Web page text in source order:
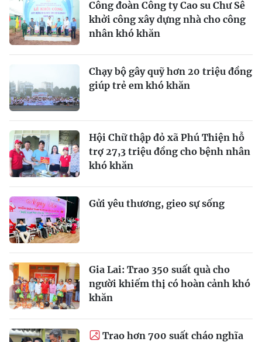
Công đoàn Công ty Cao su Chư Sê
khởi công xây dựng nhà cho công
nhân khó khăn
Chạy bộ gây quỹ hơn 20 triệu đồng
giúp trẻ em khó khăn
Hội Chữ thập đỏ xã Phú Thiện hỗ
trợ 27,3 triệu đồng cho bệnh nhân
khó khăn
Gửi yêu thương, gieo sự sống
Gia Lai: Trao 350 suất quà cho
người khiếm thị có hoàn cảnh khó
khăn
Trao hơn 700 suất cháo nghĩa